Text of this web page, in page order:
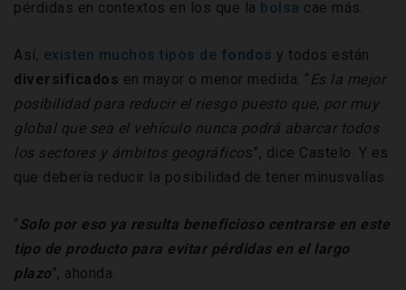
pérdidas en contextos en los que la bolsa cae más.
Así, existen muchos tipos de fondos y todos están
diversificados en mayor o menor medida. “ Es la mejor
posibilidad para reducir el riesgo puesto que, por muy
global que sea el vehículo nunca podrá abarcar todos
los sectores y ámbitos geográficos”, dice Castelo. Y es
que debería reducir la posibilidad de tener minusvalías.
“ Solo por eso ya resulta beneficioso centrarse en este
tipo de producto para evitar pérdidas en el largo
plazo”, ahonda.